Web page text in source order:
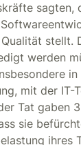
sagten,
stellt.
werden
mit der IT-
Tat gaben
sie
ihres